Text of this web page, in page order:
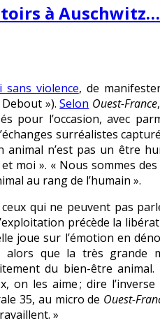
à Auschwitz…
sans violence, de
Debout »).Selon Ouest-France
pour l’occasion, avec
surréalistes
n’est pas un être
moi ». « Nous sommes
au rang de l’humain ».
qui ne peuvent pas
précède la
joue sur l’émotion en
que la très grande
du bien-être animal.
on les aime ; dire
35, au micro de Ouest-
»